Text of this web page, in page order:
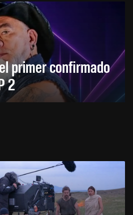
primer confirmado
2